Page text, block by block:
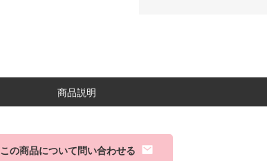
商品説明
この商品について問い合わせる